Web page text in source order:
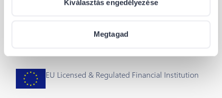
Kiválasztás engedélyezése
Megtagad
EU Licensed & Regulated Financial Institution